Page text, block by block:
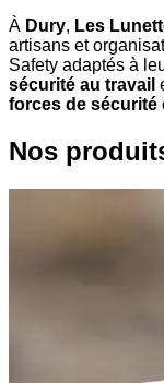
À Dury, Les
artisans et
Safety adaptés à
sécurité au travail
forces de sécurité
Nos